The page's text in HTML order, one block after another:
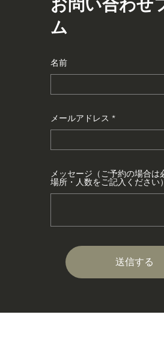
お問い合わせ
ム
名前
メールアドレス
メッセージ（ご予約の場合は
場所・人数をご記入ください）
送信する